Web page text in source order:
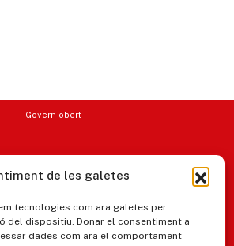
de les galetes
tecnologies com ara galetes per
del dispositiu. Donar el consentiment a
dades com ara el comportament
Govern obert